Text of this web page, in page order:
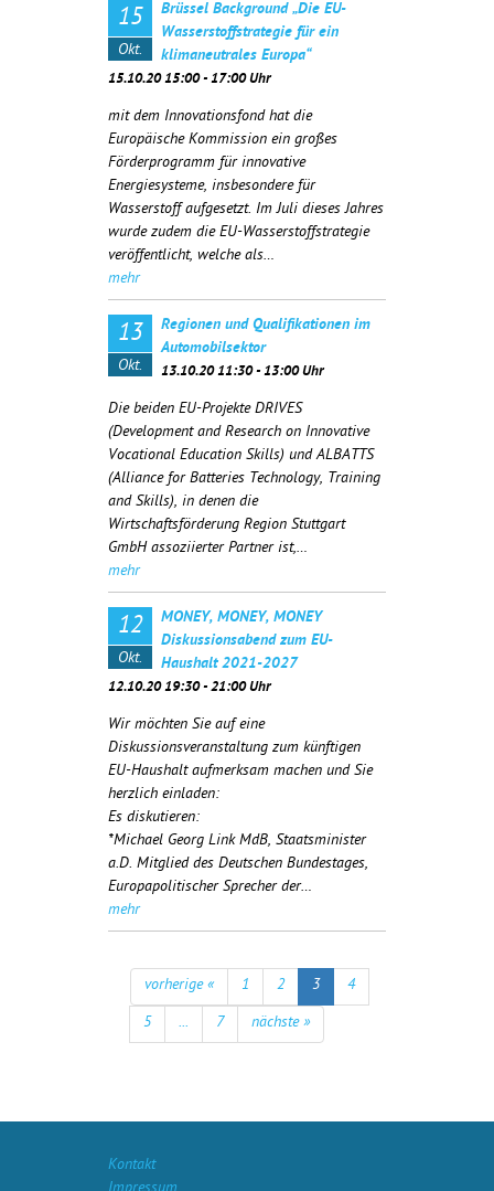
15
Okt.
Brüssel Background „Die EU-
Wasserstoffstrategie für ein
klimaneutrales Europa“
15.10.20 15:00 - 17:00 Uhr
mit dem Innovationsfond hat die
Europäische Kommission ein großes
Förderprogramm für innovative
Energiesysteme, insbesondere für
Wasserstoff aufgesetzt. Im Juli dieses Jahres
wurde zudem die EU-Wasserstoffstrategie
veröffentlicht, welche als…
mehr
13
Okt.
Regionen und Qualifikationen im
Automobilsektor
13.10.20 11:30 - 13:00 Uhr
Die beiden EU-Projekte DRIVES
(Development and Research on Innovative
Vocational Education Skills) und ALBATTS
(Alliance for Batteries Technology, Training
and Skills), in denen die
Wirtschaftsförderung Region Stuttgart
GmbH assoziierter Partner ist,…
mehr
12
Okt.
MONEY, MONEY, MONEY
Diskussionsabend zum EU-
Haushalt 2021-2027
12.10.20 19:30 - 21:00 Uhr
Wir möchten Sie auf eine
Diskussionsveranstaltung zum künftigen
EU-Haushalt aufmerksam machen und Sie
herzlich einladen:
Es diskutieren:
*Michael Georg Link MdB, Staatsminister
a.D. Mitglied des Deutschen Bundestages,
Europapolitischer Sprecher der…
mehr
vorherige « 1 2 3
4
5
... 7 nächste »
Kontakt